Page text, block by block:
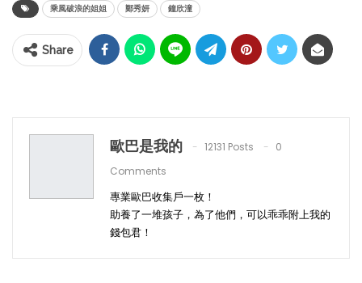
乘風破浪的姐姐 鄭秀妍 鐘欣潼
Share
歐巴是我的 12131 Posts
0
Comments
專業歐巴收集戶一枚！
助養了一堆孩子，為了他們，可以乖乖附上我的
錢包君！